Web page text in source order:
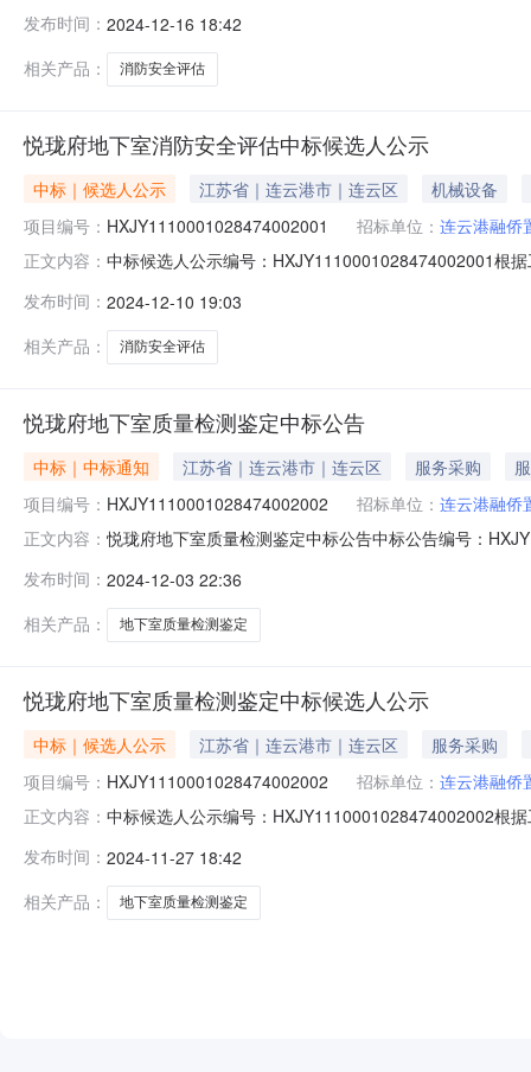
中标项目负责人（项目经理）：李宝明。2024年12月16日
发布时间： 2024-12-16 18:42
相关产品：
消防安全评估
悦珑府地下室消防安全评估中标候选人公示
中标｜候选人公示 江苏省｜连云港市｜连云区
机械设备
项目编号： HXJY1110001028474002001 招标单位： 连云港融侨
正文内容： 中标候选人公示编号：HXJY1110001028474002001根
格，确保满足验收和备案要求。项目负责人（项目经理
确保满足验收
发布时间： 2024-12-10 19:03
相关产品：
消防安全评估
悦珑府地下室质量检测鉴定中标公告
中标｜中标通知 江苏省｜连云港市｜连云区 服务采购
项目编号： HXJY1110001028474002002 招标单位： 连云港融侨
正文内容： 悦珑府地下室质量检测鉴定中标公告中标公告编号：
合格。中标项目负责人（项目经理）：陈小萍。2024年
发布时间： 2024-12-03 22:36
相关产品：
地下室质量检测鉴定
悦珑府地下室质量检测鉴定中标候选人公示
中标｜候选人公示 江苏省｜连云港市｜连云区
服务采购
项目编号： HXJY1110001028474002002 招标单位： 连云港融侨
正文内容： 中标候选人公示编号：HXJY1110001028474002002根
格。项目负责人（项目经理）：陈小萍。第二中标候选
理）：邱孟府。自本中标候
发布时间： 2024-11-27 18:42
相关产品：
地下室质量检测鉴定